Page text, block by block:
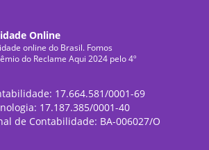
Online
online do Brasil. Fomos
do Reclame Aqui 2024 pelo 4º
17.664.581/0001-69
17.187.385/0001-40
de Contabilidade: BA-006027/O